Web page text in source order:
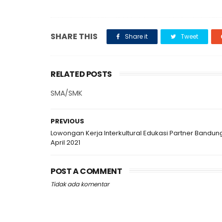
SHARE THIS Share it Tweet
RELATED POSTS
SMA/SMK
PREVIOUS
Lowongan Kerja Interkultural Edukasi Partner
April 2021
POST A COMMENT
Tidak ada komentar